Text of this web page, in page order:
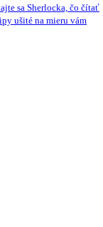
sa Sherlocka, čo čítať
ušité na mieru vám